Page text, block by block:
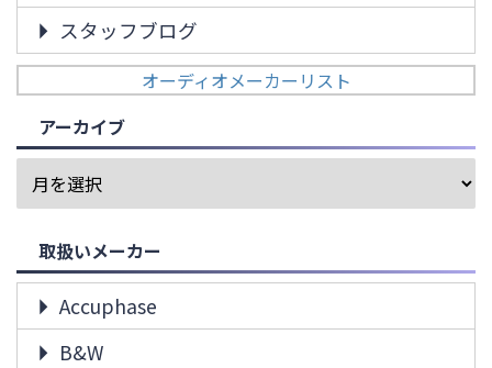
スタッフブログ
オーディオメーカーリスト
アーカイブ
取扱いメーカー
Accuphase
B&W